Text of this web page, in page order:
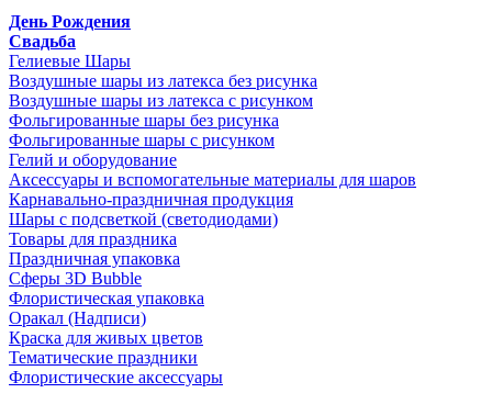
День Рождения
Свадьба
Гелиевые Шары
Воздушные шары из латекса без рисунка
Воздушные шары из латекса с рисунком
Фольгированные шары без рисунка
Фольгированные шары с рисунком
Гелий и оборудование
Аксессуары и вспомогательные материалы для шаров
Карнавально-праздничная продукция
Шары с подсветкой (светодиодами)
Товары для праздника
Праздничная упаковка
Сферы 3D Bubble
Флористическая упаковка
Оракал (Надписи)
Краска для живых цветов
Тематические праздники
Флористические аксессуары